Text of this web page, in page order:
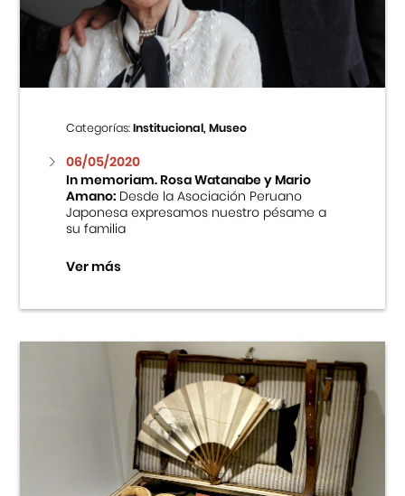
Centro Cultural Peruano Japonés
Cursos
Museo de la Inmigración Japonesa
Fondo Editorial
Teatro Peruano Japonés
Categorías:Institucional, Museo
06/05/2020
In memoriam. Rosa Watanabe y Mario
Amano:Desde la Asociación Peruano
Japonesa expresamos nuestro pésame a
su familia
Ver más